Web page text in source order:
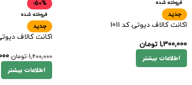
فروخته شده
جدید
اکانت کالاف دیوتی کد 1011
1,300,000 تومان
اطلاعات بیشتر
-50%
فروخته شده
جدید
اکانت کالاف دیوتی
1,200,000 تومان
اطلاعات بیشتر